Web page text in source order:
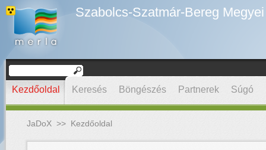
Szabolcs-Szatmár-Bereg
Kezdőoldal Keresés Böngészés Partnerek Súgó
JaDoX >> Kezdőoldal